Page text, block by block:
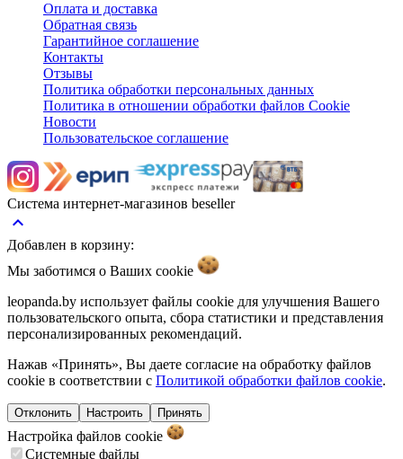
Оплата и доставка
Обратная связь
Гарантийное соглашение
Контакты
Отзывы
Политика обработки персональных данных
Политика в отношении обработки файлов Cookie
Новости
Пользовательское соглашение
Система интернет-магазинов beseller
keyboard_arrow_up
Добавлен в корзину:
Мы заботимся о Ваших cookie
leopanda.by использует файлы cookie для улучшения Вашего
пользовательского опыта, сбора статистики и представления
персонализированных рекомендаций.
Нажав «Принять», Вы даете согласие на обработку файлов
cookie в соответствии с Политикой обработки файлов cookie.
Отклонить Настроить Принять
Настройка файлов cookie
Системные файлы